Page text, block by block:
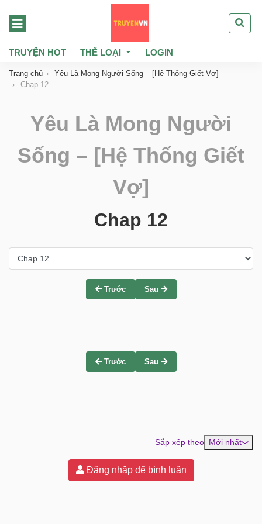
TRUYỆN HOT THỂ LOẠI LOGIN
Trang chủ
Yêu Là Mong Người Sống – [Hệ Thống Giết Vợ]
Chap 12
Yêu Là Mong Người
Sống – [Hệ Thống Giết
Vợ]
Chap 12
Trước Sau
Trước Sau
Sắp xếp theo Mới nhất
Đăng nhập để bình luận